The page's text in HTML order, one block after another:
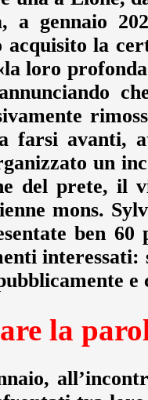
a gennaio
acquisito la
loro profonda
farsi avanti,
un
del prete, il
mons.
ben
interessati:
la